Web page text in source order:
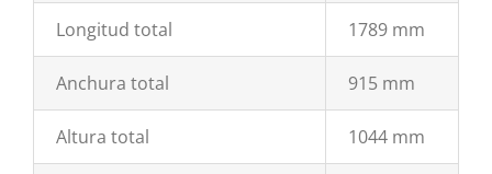
Longitud total 1789 mm
Anchura total 915 mm
Altura total 1044 mm